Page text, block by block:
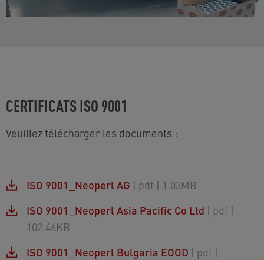
CERTIFICATS ISO 9001
Veuillez télécharger les documents :
ISO 9001_Neoperl AG | pdf | 1.03MB
ISO 9001_Neoperl Asia Pacific Co Ltd | pdf |
102.46KB
ISO 9001_Neoperl Bulgaria EOOD | pdf |